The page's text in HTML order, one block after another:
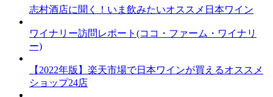
志村酒店に聞く！いま飲みたいオススメ日本ワイン
ワイナリー訪問レポート(ココ・ファーム・ワイナリ
ー)
【2022年版】楽天市場で日本ワインが買えるオススメ
ショップ24店